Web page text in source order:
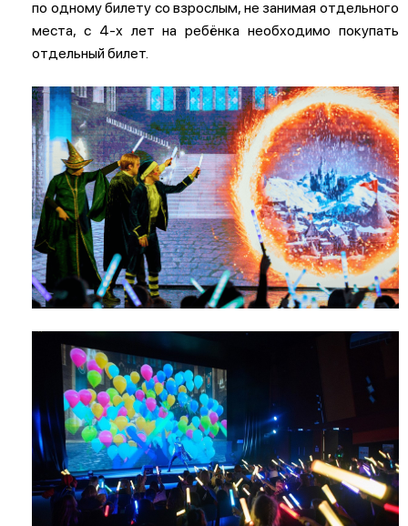
по одному билету со взрослым, не занимая отдельного
места, с 4-х лет на ребёнка необходимо покупать
отдельный билет.